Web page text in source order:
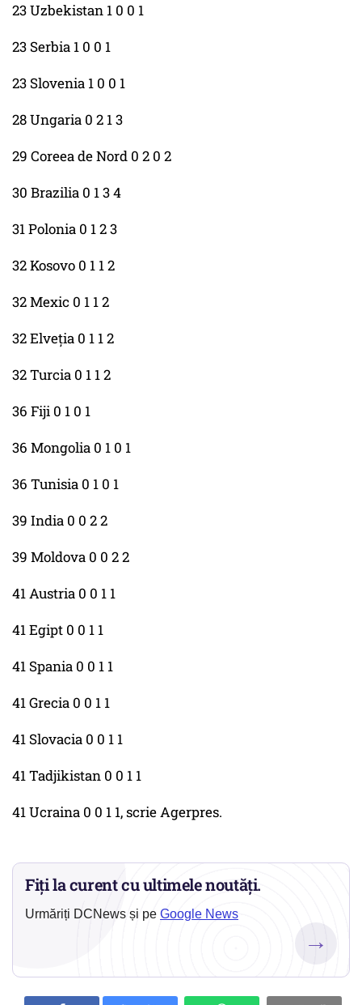
23 Uzbekistan 1 0 0 1
23 Serbia 1 0 0 1
23 Slovenia 1 0 0 1
28 Ungaria 0 2 1 3
29 Coreea de Nord 0 2 0 2
30 Brazilia 0 1 3 4
31 Polonia 0 1 2 3
32 Kosovo 0 1 1 2
32 Mexic 0 1 1 2
32 Elveţia 0 1 1 2
32 Turcia 0 1 1 2
36 Fiji 0 1 0 1
36 Mongolia 0 1 0 1
36 Tunisia 0 1 0 1
39 India 0 0 2 2
39 Moldova 0 0 2 2
41 Austria 0 0 1 1
41 Egipt 0 0 1 1
41 Spania 0 0 1 1
41 Grecia 0 0 1 1
41 Slovacia 0 0 1 1
41 Tadjikistan 0 0 1 1
41 Ucraina 0 0 1 1, scrie Agerpres.
Fiți la curent cu ultimele noutăți.
Urmăriți DCNews și pe Google News
→